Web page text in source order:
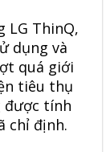
LG ThinQ,
dụng và
quá giới
tiêu thụ
được tính
chỉ định.